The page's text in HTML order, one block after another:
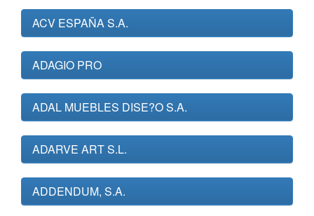
ACV ESPAÑA S.A.
ADAGIO PRO
ADAL MUEBLES DISE?O S.A.
ADARVE ART S.L.
ADDENDUM, S.A.